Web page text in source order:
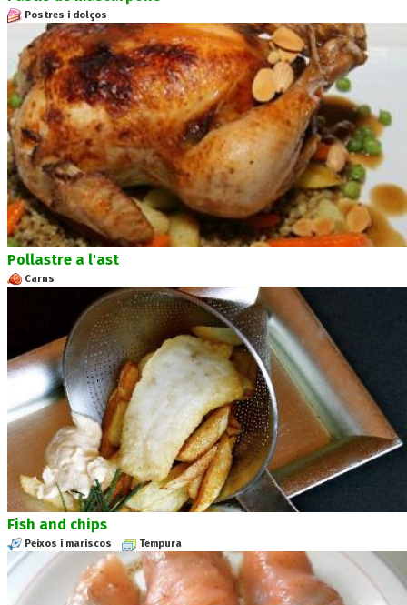
Postres i dolços
Pollastre a l'ast
Carns
Fish and chips
Peixos i mariscos Tempura